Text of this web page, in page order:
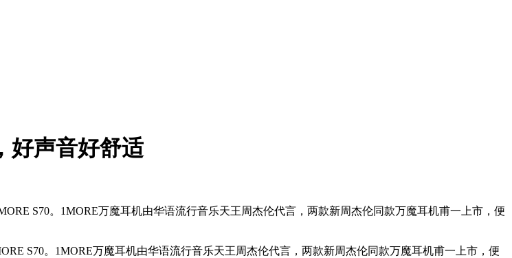
好声音好舒适
S70。1MORE万魔耳机由华语流行音乐天王周杰伦代言，两款新周杰伦同款万魔耳机甫一上市，便
S70。1MORE万魔耳机由华语流行音乐天王周杰伦代言，两款新周杰伦同款万魔耳机甫一上市，便